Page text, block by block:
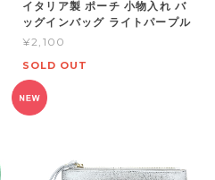
イタリア製 ポーチ 小物入れ バ
ッグインバッグ ライトパープル
¥2,100
SOLD OUT